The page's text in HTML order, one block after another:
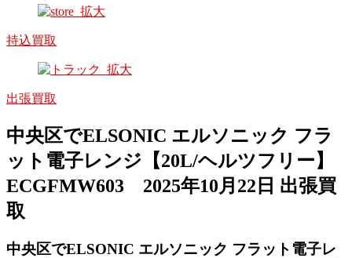
持込買取
出張買取
中央区でELSONIC エルソニック フラ
ット電子レンジ【20L/ヘルツフリー】
ECGFMW603 2025年10月22日 出張買
取
中央区でELSONIC エルソニック フラット電子レ